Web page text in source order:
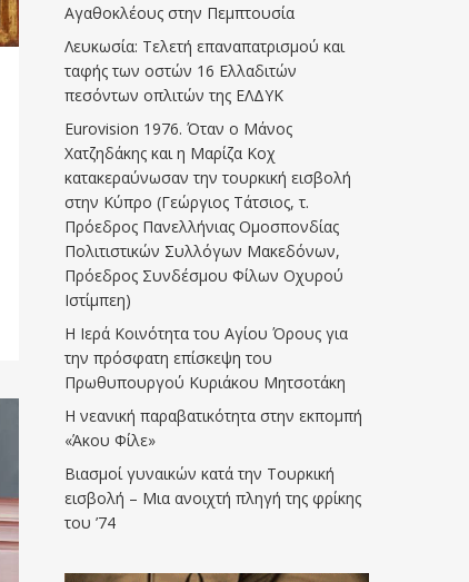
Αγαθοκλέους στην Πεμπτουσία
Λευκωσία: Τελετή επαναπατρισμού και
ταφής των οστών 16 Ελλαδιτών
πεσόντων οπλιτών της ΕΛΔΥΚ
Eurovision 1976. Όταν ο Μάνος
Χατζηδάκης και η Μαρίζα Κοχ
κατακεραύνωσαν την τουρκική εισβολή
στην Κύπρο (Γεώργιος Τάτσιος, τ.
Πρόεδρος Πανελλήνιας Ομοσπονδίας
Πολιτιστικών Συλλόγων Μακεδόνων,
Πρόεδρος Συνδέσμου Φίλων Οχυρού
Ιστίμπεη)
Η Ιερά Κοινότητα του Αγίου Όρους για
την πρόσφατη επίσκεψη του
Πρωθυπουργού Κυριάκου Μητσοτάκη
Η νεανική παραβατικότητα στην εκπομπή
«Άκου Φίλε»
Βιασμοί γυναικών κατά την Τουρκική
εισβολή – Μια ανοιχτή πληγή της φρίκης
του ’74